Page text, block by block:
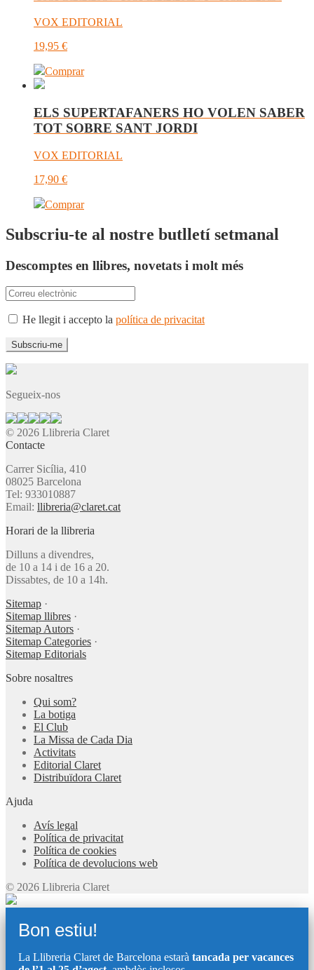
VOX EDITORIAL
19,95 €
Comprar
ELS SUPERTAFANERS HO VOLEN SABER
TOT SOBRE SANT JORDI
VOX EDITORIAL
17,90 €
Comprar
Subscriu-te al nostre butlletí setmanal
Descomptes en llibres, novetats i molt més
He llegit i accepto la política de privacitat
Segueix-nos
© 2026 Llibreria Claret
Contacte
Carrer Sicília, 410
08025 Barcelona
Tel: 933010887
Email: llibreria@claret.cat
Horari de la llibreria
Dilluns a divendres,
de 10 a 14 i de 16 a 20.
Dissabtes, de 10 a 14h.
Sitemap ·
Sitemap llibres ·
Sitemap Autors ·
Sitemap Categories ·
Sitemap Editorials
Sobre nosaltres
Qui som?
La botiga
El Club
La Missa de Cada Dia
Activitats
Editorial Claret
Distribuïdora Claret
Ajuda
Avís legal
Política de privacitat
Política de cookies
Política de devolucions web
© 2026 Llibreria Claret
Bon estiu!
La Llibreria Claret de Barcelona estarà tancada per vacances